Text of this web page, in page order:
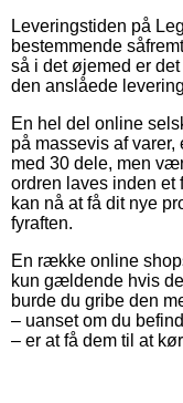
Leveringstiden på
bestemmende
så i det øjemed er
den anslåede
En hel del online
på massevis af
med 30 dele, men
ordren laves inden et
kan nå at få dit nye
fyraften.
En række online
kun gældende hvis
burde du gribe den
– uanset om du
– er at få dem til at